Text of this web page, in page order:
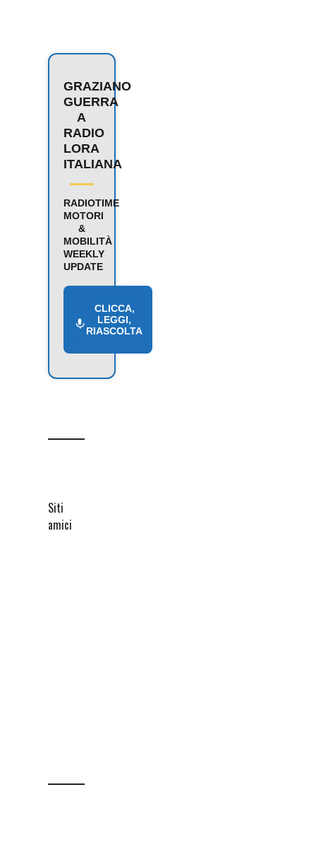
GRAZIANO
GUERRA
A
RADIO
LORA
ITALIANA
RADIOTIME
MOTORI
&
MOBILITÀ
WEEKLY
UPDATE
CLICCA,
LEGGI,
RIASCOLTA
Siti
amici